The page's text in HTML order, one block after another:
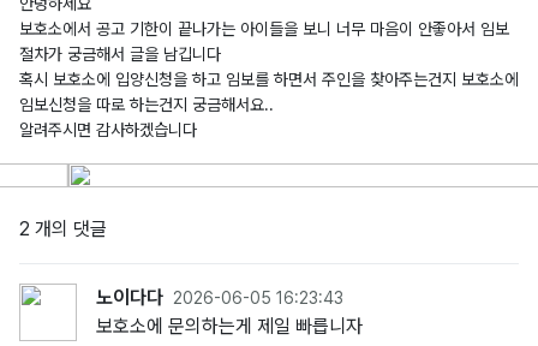
보호소에서 공고 기한이 끝나가는 아이들을 보니 너무 마음이 안좋아서 임보
절차가 궁금해서 글을 남깁니다
혹시 보호소에 입양신청을 하고 임보를 하면서 주인을 찾아주는건지 보호소에
임보신청을 따로 하는건지 궁금해서요..
알려주시면 감사하겠습니다
2 개의 댓글
노이다다 2026-06-05 16:23:43
보호소에 문의하는게 제일 빠릅니자